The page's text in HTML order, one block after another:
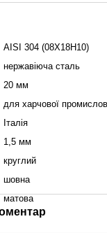
AISI 304 (08Х18Н10)
нержавіюча сталь
20 мм
для харчової
Італія
1,5 мм
круглий
шовна
матова